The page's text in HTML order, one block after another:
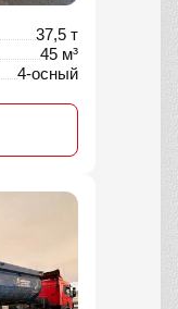
37,5 т
45 м³
4-осный